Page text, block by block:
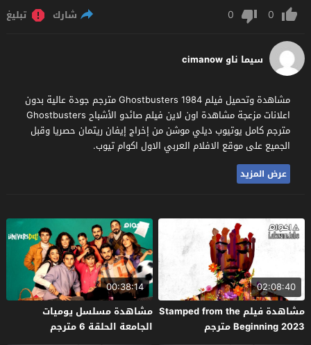
0
0 شارك تبليغ
سيما ناو cimanow
مشاهدة وتحميل فيلم Ghostbusters 1984 مترجم جودة عالية بدون
اعلانات مزعجة مشاهدة اون لاين فيلم صائدو الأشباح Ghostbusters
مترجم كامل يوتيوب ديلي موشن من إخراج إيفان ريتمان حصريا وقبل
الجميع على موقع الافلام العربي الاول اكوام تيوب.
عرض المزيد
02:08:40
مشاهدة فيلم Stamped from the
Beginning 2023 مترجم
00:38:14
مشاهدة مسلسل يوميات
الجامعة الحلقة 6 مترجم